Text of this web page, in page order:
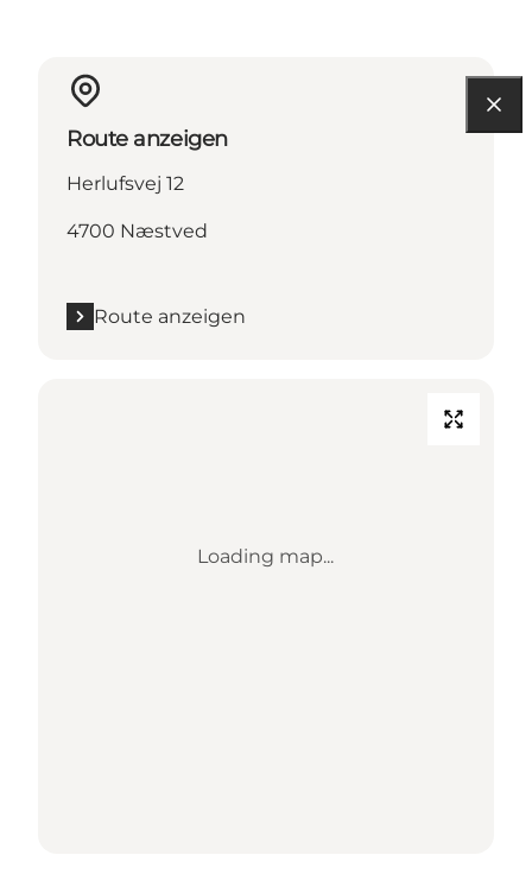
Route anzeigen
Herlufsvej 12
4700 Næstved
Route anzeigen
Loading map...